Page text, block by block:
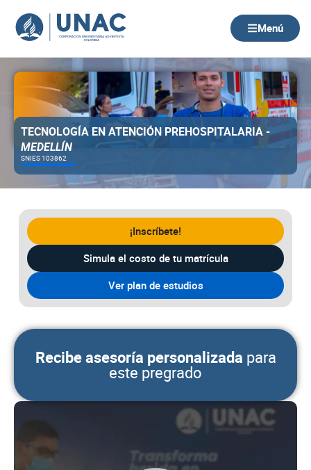
contenido
Menú
TECNOLOGÍA EN ATENCIÓN PREHOSPITALARIA -
MEDELLÍN
SNIES 103862
Simula el costo de tu matrícula
Ver plan de estudios
¡Inscríbete!
Recibe asesoría personalizada para
este pregrado